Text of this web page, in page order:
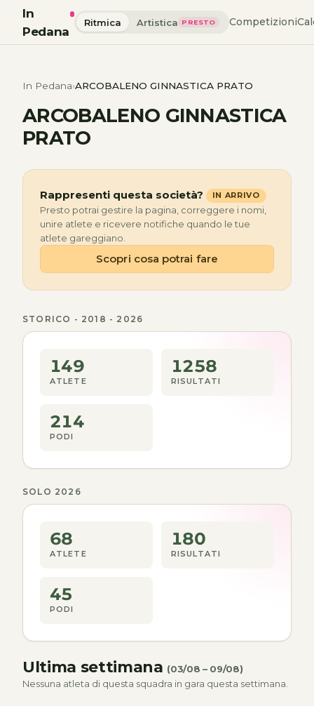
In
Pedana
Ritmica Artistica PRESTO Competizioni
In Pedana ARCOBALENO GINNASTICA PRATO
ARCOBALENO GINNASTICA
PRATO
Rappresenti questa società? IN ARRIVO
Presto potrai gestire la pagina, correggere i nomi,
unire atlete e ricevere notifiche quando le tue
atlete gareggiano.
Scopri cosa potrai fare
STORICO - 2018 - 2026
149
ATLETE
1258
RISULTATI
214
PODI
SOLO 2026
68
ATLETE
180
RISULTATI
45
PODI
Ultima settimana (03/08 – 09/08)
Nessuna atleta di questa squadra in gara questa settimana.